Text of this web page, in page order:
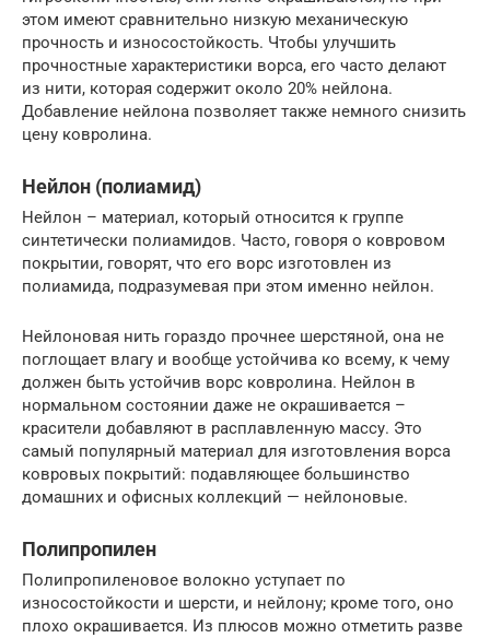
этом имеют сравнительно низкую механическую
прочность и износостойкость. Чтобы улучшить
прочностные характеристики ворса, его часто делают
из нити, которая содержит около 20% нейлона.
Добавление нейлона позволяет также немного снизить
цену ковролина.
Нейлон (полиамид)
Нейлон – материал, который относится к группе
синтетически полиамидов. Часто, говоря о ковровом
покрытии, говорят, что его ворс изготовлен из
полиамида, подразумевая при этом именно нейлон.
Нейлоновая нить гораздо прочнее шерстяной, она не
поглощает влагу и вообще устойчива ко всему, к чему
должен быть устойчив ворс ковролина. Нейлон в
нормальном состоянии даже не окрашивается –
красители добавляют в расплавленную массу. Это
самый популярный материал для изготовления ворса
ковровых покрытий: подавляющее большинство
домашних и офисных коллекций — нейлоновые.
Полипропилен
Полипропиленовое волокно уступает по
износостойкости и шерсти, и нейлону; кроме того, оно
плохо окрашивается. Из плюсов можно отметить разве